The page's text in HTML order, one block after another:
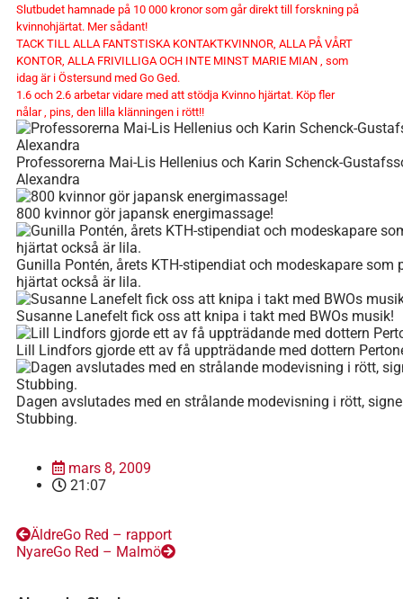
Slutbudet hamnade på 10 000 kronor som går direkt till forskning på
kvinnohjärtat. Mer sådant!
TACK TILL ALLA FANTSTISKA KONTAKTKVINNOR, ALLA PÅ VÅRT
KONTOR, ALLA FRIVILLIGA OCH INTE MINST MARIE MIAN , som
idag är i Östersund med Go Ged.
1.6 och 2.6 arbetar vidare med att stödja Kvinno hjärtat. Köp fler
nålar , pins, den lilla klänningen i rött!!
Professorerna Mai-Lis Hellenius och Karin Schenck-
Alexandra
800 kvinnor gör japansk energimassage!
Gunilla Pontén, årets KTH-stipendiat och modeskapare som
hjärtat också är lila.
Susanne Lanefelt fick oss att knipa i takt med BWOs musik!
Lill Lindfors gjorde ett av få uppträdande med dottern
Dagen avslutades med en strålande modevisning i rött,
Stubbing.
mars 8, 2009
21:07
ÄldreGo Red – rapport
NyareGo Red – Malmö